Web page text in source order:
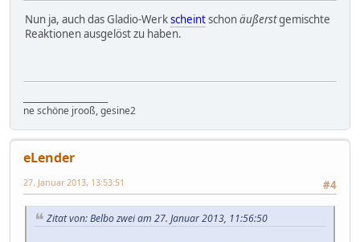
Nun ja, auch das Gladio-Werkscheintschonäußerstgemischte
Reaktionen ausgelöst zu haben.
ne schöne jrooß, gesine2
eLender
#4
27. Januar 2013, 13:53:51
Zitat von: Belbo zwei am 27. Januar 2013, 11:56:50